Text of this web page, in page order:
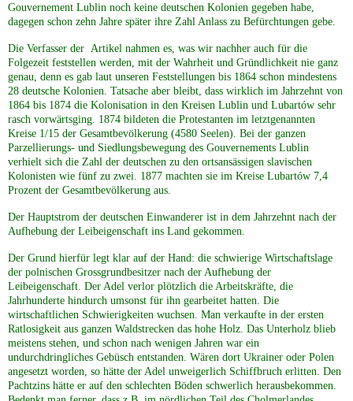
Referenzen
Gouvernement Lublin noch keine deutschen Kolonien gegeben habe,
dagegen schon zehn Jahre später ihre Zahl Anlass zu Befürchtungen gebe.
Die Verfasser der Artikel nahmen es, was wir nachher auch für die
Folgezeit feststellen werden, mit der Wahrheit und Gründlichkeit nie ganz
genau, denn es gab laut unseren Feststellungen bis 1864 schon mindestens
28 deutsche Kolonien. Tatsache aber bleibt, dass wirklich im Jahrzehnt von
1864 bis 1874 die Kolonisation in den Kreisen Lublin und Lubartów sehr
rasch vorwärtsging. 1874 bildeten die Protestanten im letztgenannten
Kreise 1/15 der Gesamtbevölkerung (4580 Seelen). Bei der ganzen
Parzellierungs- und Siedlungsbewegung des Gouvernements Lublin
verhielt sich die Zahl der deutschen zu den ortsansässigen slavischen
Kolonisten wie fünf zu zwei. 1877 machten sie im Kreise Lubartów 7,4
Prozent der Gesamtbevölkerung aus.
Der Hauptstrom der deutschen Einwanderer ist in dem Jahrzehnt nach der
Aufhebung der Leibeigenschaft ins Land gekommen.
Der Grund hierfür legt klar auf der Hand: die schwierige Wirtschaftslage
der polnischen Grossgrundbesitzer nach der Aufhebung der
Leibeigenschaft. Der Adel verlor plötzlich die Arbeitskräfte, die
Jahrhunderte hindurch umsonst für ihn gearbeitet hatten. Die
wirtschaftlichen Schwierigkeiten wuchsen. Man verkaufte in der ersten
Ratlosigkeit aus ganzen Waldstrecken das hohe Holz. Das Unterholz blieb
meistens stehen, und schon nach wenigen Jahren war ein
undurchdringliches Gebüsch entstanden. Wären dort Ukrainer oder Polen
angesetzt worden, so hätte der Adel unweigerlich Schiffbruch erlitten. Den
Pachtzins hätte er auf den schlechten Böden schwerlich herausbekommen.